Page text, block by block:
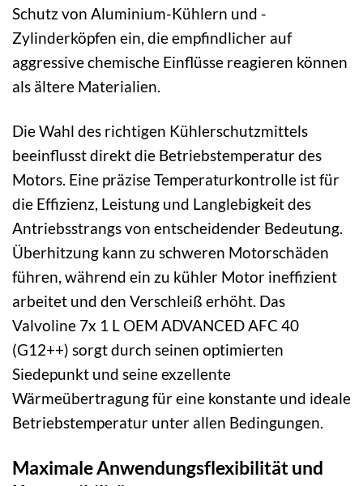
Schutz von Aluminium-Kühlern und -
Zylinderköpfen ein, die empfindlicher auf
aggressive chemische Einflüsse reagieren können
als ältere Materialien.
Die Wahl des richtigen Kühlerschutzmittels
beeinflusst direkt die Betriebstemperatur des
Motors. Eine präzise Temperaturkontrolle ist für
die Effizienz, Leistung und Langlebigkeit des
Antriebsstrangs von entscheidender Bedeutung.
Überhitzung kann zu schweren Motorschäden
führen, während ein zu kühler Motor ineffizient
arbeitet und den Verschleiß erhöht. Das
Valvoline 7x 1 L OEM ADVANCED AFC 40
(G12++) sorgt durch seinen optimierten
Siedepunkt und seine exzellente
Wärmeübertragung für eine konstante und ideale
Betriebstemperatur unter allen Bedingungen.
Maximale Anwendungsflexibilität und